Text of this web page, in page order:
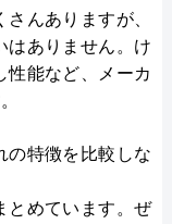
んありますが、
はありません。け
性能など、メーカ
の特徴を比較しな
とめています。ぜ